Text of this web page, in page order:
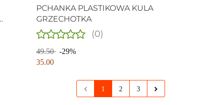
PCHANKA PLASTIKOWA KULA
GRZECHOTKA
(0)
49.50
-29%
35.00
1 2 3